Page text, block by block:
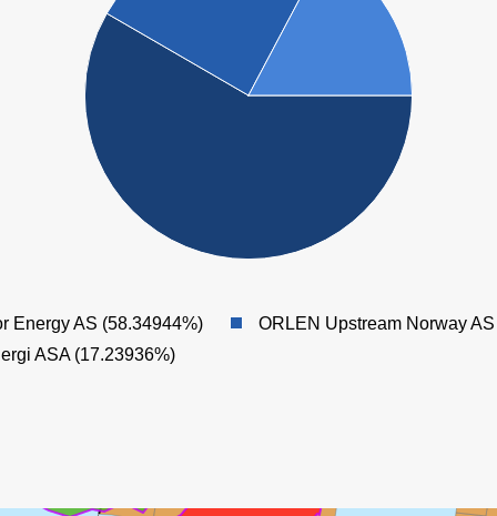
Energy AS (58.34944%)
ORLEN Upstream Norway
ASA (17.23936%)